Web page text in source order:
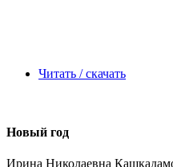
Читать / скачать
Новый год
Ирина Николаевна